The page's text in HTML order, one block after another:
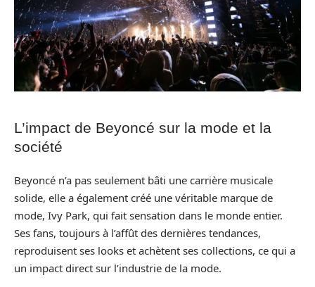
L’impact de Beyoncé sur la mode et la
société
Beyoncé n’a pas seulement bâti une carrière musicale
solide, elle a également créé une véritable marque de
mode, Ivy Park, qui fait sensation dans le monde entier.
Ses fans, toujours à l’affût des dernières tendances,
reproduisent ses looks et achètent ses collections, ce qui a
un impact direct sur l’industrie de la mode.